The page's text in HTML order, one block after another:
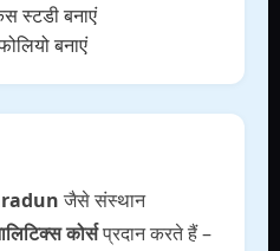
स्टडी बनाएं
बनाएं
जैसे संस्थान
कोर्सप्रदान करते हैं –